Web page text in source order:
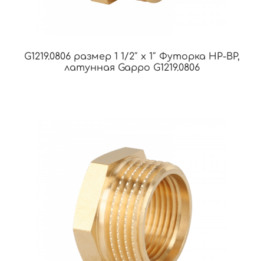
G1219.0806 размер 1 1/2″ х 1″ Футорка НР-ВР,
латунная Gappo G1219.0806